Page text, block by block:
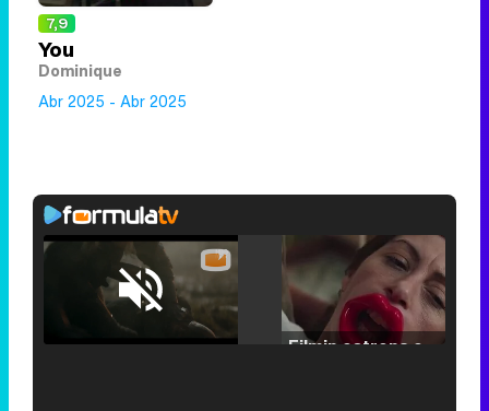
7,9
You
Dominique
Abr 2025 - Abr 2025
Unmute /
Loaded:
25.30%